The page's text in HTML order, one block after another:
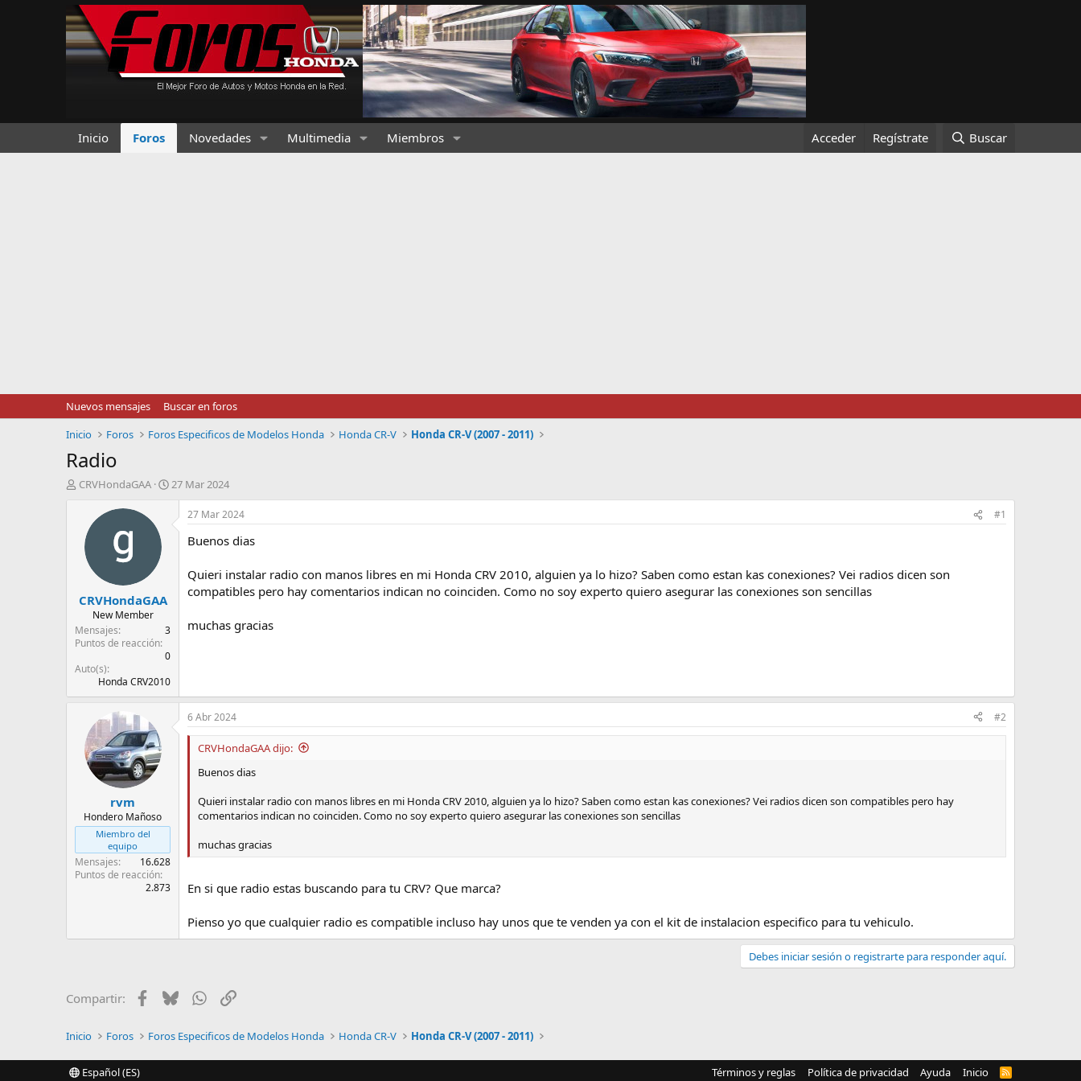
Inicio Foros Novedades Multimedia Miembros Acceder Regístrate Buscar
Nuevos mensajes
Buscar en foros
Inicio
Foros Foros Especificos de Modelos Honda Honda CR-V Honda CR-V (2007 - 2011)
Radio
I
r
e
l
e
a
CRVHondaGAA
F
h
27 Mar 2024
CRVHondaGAA
New Member
Mensajes
3
Puntos de reacción
0
Auto(s)
Honda CRV2010
27 Mar 2024 #1
Buenos dias
Quieri instalar radio con manos libres en mi Honda CRV 2010, alguien ya lo hizo? Saben como estan kas conexiones? Vei radios dicen son
compatibles pero hay comentarios indican no coinciden. Como no soy experto quiero asegurar las conexiones son sencillas
muchas gracias
rvm
Hondero Mañoso
Miembro del
equipo
Mensajes
16.628
Puntos de reacción
2.873
6 Abr 2024 #2
CRVHondaGAA dijo:
Buenos dias
Quieri instalar radio con manos libres en mi Honda CRV 2010, alguien ya lo hizo? Saben como estan kas conexiones? Vei radios dicen son compatibles pero hay
comentarios indican no coinciden. Como no soy experto quiero asegurar las conexiones son sencillas
muchas gracias
En si que radio estas buscando para tu CRV? Que marca?
Pienso yo que cualquier radio es compatible incluso hay unos que te venden ya con el kit de instalacion especifico para tu vehiculo.
Debes iniciar sesión o registrarte para responder aquí.
Compartir: Facebook
BlueskyWhatsApp
Enlace
Inicio Foros Foros Especificos de Modelos Honda Honda CR-V Honda CR-V (2007 - 2011)
Español (ES) Términos y reglas Política de privacidad Ayuda Inicio
R